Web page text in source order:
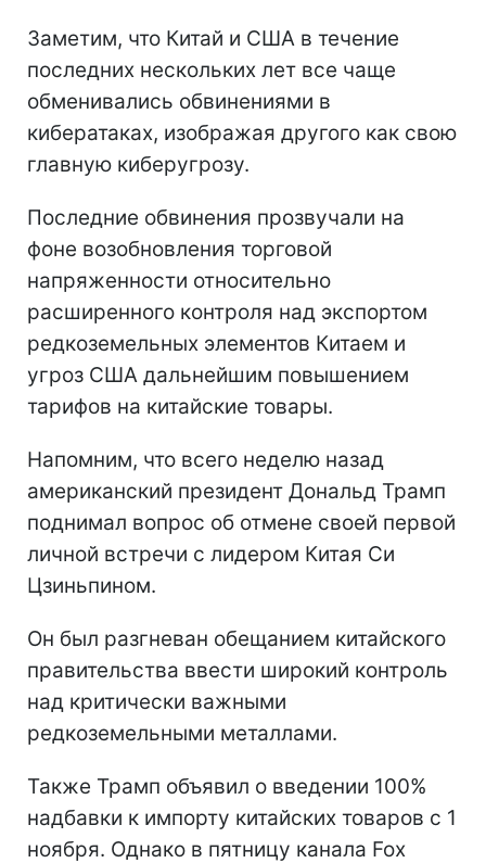
Заметим, что Китай и США в течение
последних нескольких лет все чаще
обменивались обвинениями в
кибератаках, изображая другого как свою
главную киберугрозу.
Последние обвинения прозвучали на
фоне возобновления торговой
напряженности относительно
расширенного контроля над экспортом
редкоземельных элементов Китаем и
угроз США дальнейшим повышением
тарифов на китайские товары.
Напомним, что всего неделю назад
американский президент Дональд Трамп
поднимал вопрос об отмене своей первой
личной встречи с лидером Китая Си
Цзиньпином.
Он был разгневан обещанием китайского
правительства ввести широкий контроль
над критически важными
редкоземельными металлами.
Также Трамп объявил о введении 100%
надбавки к импорту китайских товаров с 1
ноября. Однако в пятницу канала Fox